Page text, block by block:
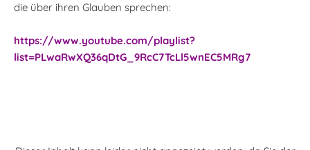
die über ihren Glauben sprechen:
https://www.youtube.com/playlist?
list=PLwaRwXQ36qDtG_9RcC7TcLl5wnEC5MRg7